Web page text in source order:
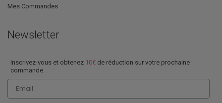
Mes Commandes
Newsletter
Inscrivez-vous et obtenez 10€ de réduction sur votre prochaine
commande.
Email